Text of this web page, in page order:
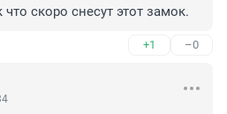
скоро снесут этот замок.
+1 –0